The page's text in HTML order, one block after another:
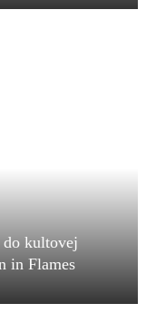
kultovej
in Flames